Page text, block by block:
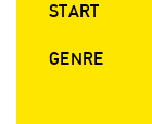
START
GENRE